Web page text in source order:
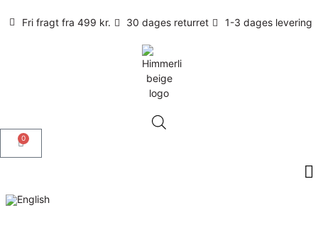
Fri fragt fra 499 kr. 30 dages returret 1-3 dages levering
0